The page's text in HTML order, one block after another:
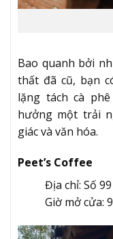
Bao quanh bởi
thất đã cũ, bạn
lặng tách cà
hưởng một trải
giác và văn hóa.
Peet’s Coffee
Địa chỉ: Số
Giờ mở cửa: